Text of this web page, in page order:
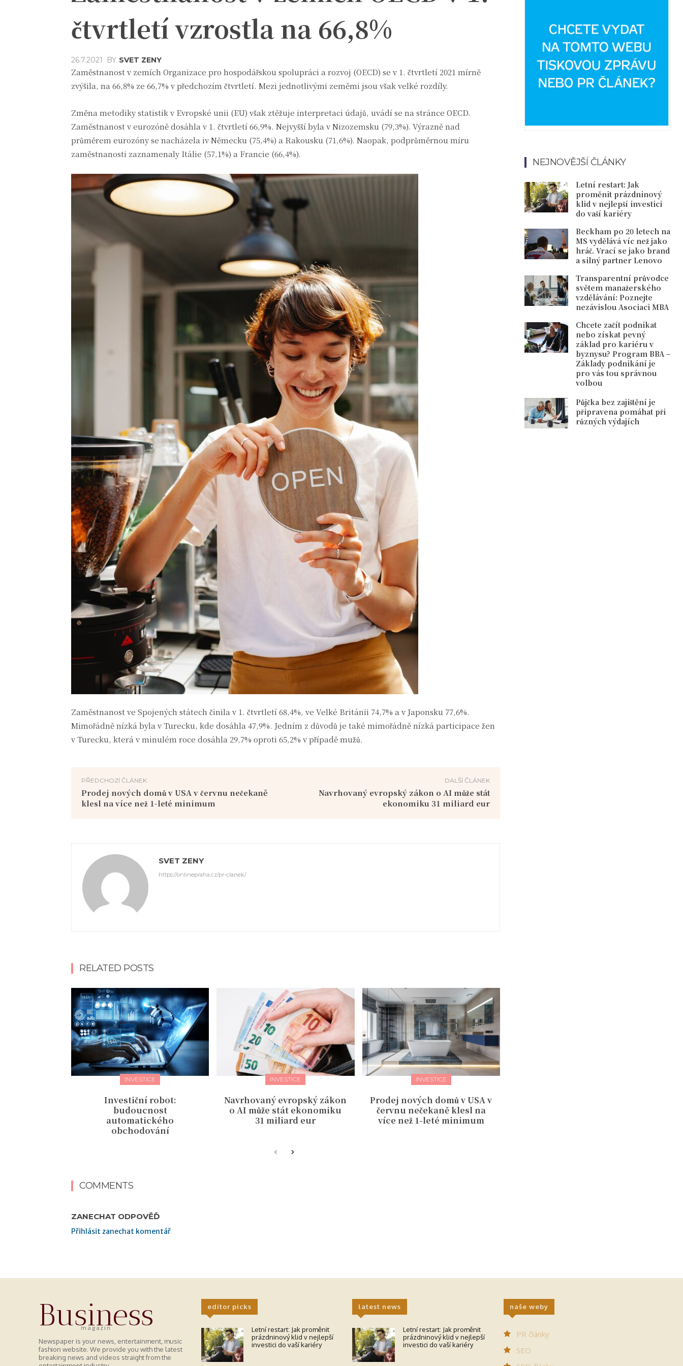
čtvrtletí vzrostla na 66,8%
26.7.2021 BY SVET ZENY
Zaměstnanost v zemích Organizace pro hospodářskou spolupráci a rozvoj (OECD) se v 1. čtvrtletí 2021 mírně
zvýšila, na 66,8% ze 66,7% v předchozím čtvrtletí. Mezi jednotlivými zeměmi jsou však velké rozdíly.
Změna metodiky statistik v Evropské unii (EU) však ztěžuje interpretaci údajů, uvádí se na stránce OECD.
Zaměstnanost v eurozóně dosáhla v 1. čtvrtletí 66,9%. Nejvyšší byla v Nizozemsku (79,3%). Výrazně nad
průměrem eurozóny se nacházela iv Německu (75,4%) a Rakousku (71,6%). Naopak, podprůměrnou míru
zaměstnanosti zaznamenaly Itálie (57,1%) a Francie (66,4%).
Zaměstnanost ve Spojených státech činila v 1. čtvrtletí 68,4%, ve Velké Británii 74,7% a v Japonsku 77,6%.
Mimořádně nízká byla v Turecku, kde dosáhla 47,9%. Jedním z důvodů je také mimořádně nízká participace žen
v Turecku, která v minulém roce dosáhla 29,7% oproti 65,2% v případě mužů.
PŘEDCHOZÍ ČLÁNEK
Prodej nových domů v USA v červnu nečekaně
klesl na více než 1-leté minimum
DALŠÍ ČLÁNEK
Navrhovaný evropský zákon o AI může stát
ekonomiku 31 miliard eur
SVET ZENY
https://onlinepraha.cz/pr-clanek/
RELATED POSTS
INVESTICE
Investiční robot:
budoucnost
automatického
obchodování
INVESTICE
Navrhovaný evropský zákon
o AI může stát ekonomiku
31 miliard eur
INVESTICE
Prodej nových domů v USA v
červnu nečekaně klesl na
více než 1-leté minimum
COMMENTS
ZANECHAT ODPOVĚĎ
Přihlásit zanechat komentář
NEJNOVĚJŠÍ ČLÁNKY
Letní restart: Jak
proměnit prázdninový
klid v nejlepší investici
do vaší kariéry
Beckham po 20 letech na
MS vydělává víc než jako
hráč. Vrací se jako brand
a silný partner Lenovo
Transparentní průvodce
světem manažerského
vzdělávání: Poznejte
nezávislou Asociaci MBA
Chcete začít podnikat
nebo získat pevný
základ pro kariéru v
byznysu? Program BBA –
Základy podnikání je
pro vás tou správnou
volbou
Půjčka bez zajištění je
připravena pomáhat při
různých výdajích
Business
magazín
Newspaper is your news, entertainment, music
fashion website. We provide you with the latest
breaking news and videos straight from the
editor picks
Letní restart: Jak proměnit
prázdninový klid v nejlepší
investici do vaší kariéry
latest news
Letní restart: Jak proměnit
prázdninový klid v nejlepší
investici do vaší kariéry
naše weby
PR články
SEO